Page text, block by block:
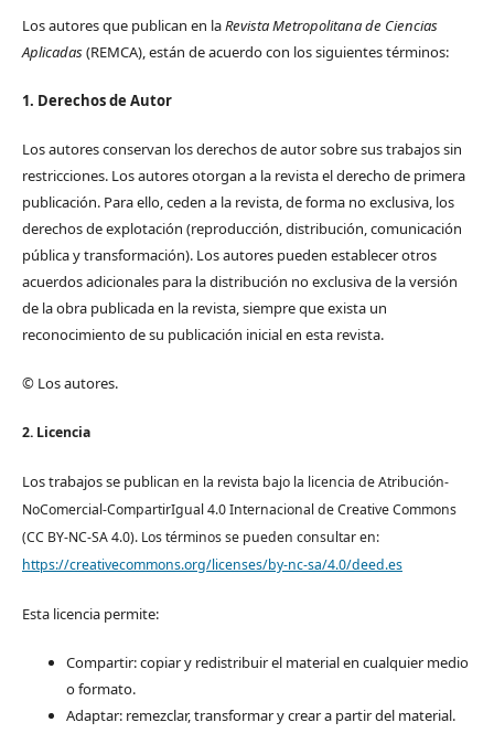
Los autores que publican en laRevista Metropolitana de Ciencias
Aplicadas(REMCA), están de acuerdo con los siguientes términos:
1. Derechos de Autor
Los autores conservan los derechos de autor sobre sus trabajos sin
restricciones. Los autores otorgan a la revista el derecho de primera
publicación. Para ello, ceden a la revista, de forma no exclusiva, los
derechos de explotación (reproducción, distribución, comunicación
pública y transformación). Los autores pueden establecer otros
acuerdos adicionales para la distribución no exclusiva de la versión
de la obra publicada en la revista, siempre que exista un
reconocimiento de su publicación inicial en esta revista.
© Los autores.
2. Licencia
Los trabajos se publican en la revista bajo la licencia de Atribución-
NoComercial-CompartirIgual 4.0 Internacional de Creative Commons
(CC BY-NC-SA 4.0). Los términos se pueden consultar en:
https://creativecommons.org/licenses/by-nc-sa/4.0/deed.es
Esta licencia permite:
Compartir: copiar y redistribuir el material en cualquier medio
o formato.
Adaptar: remezclar, transformar y crear a partir del material.